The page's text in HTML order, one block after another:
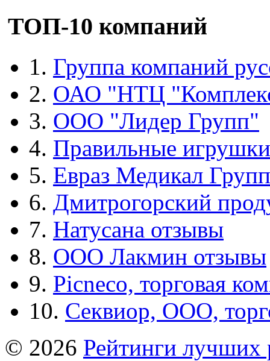
ТОП-10 компаний
1. Группа компаний
2. ОАО "НТЦ
3. ООО "Лидер Групп"
4. Правильные игрушки
5. Евраз Медикал Групп
6. Дмитрогорский
7. Натусана отзывы
8. ООО Лакмин отзывы
9. Picneco, торговая
10. Секвиор, ООО,
© 2026 Рейтинги лучших